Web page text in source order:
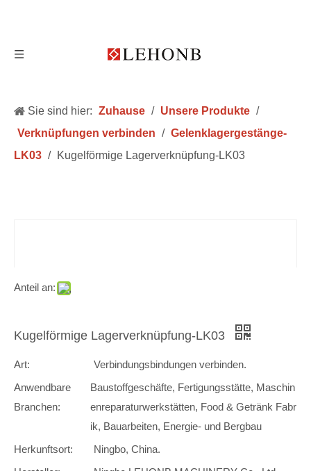
Sie sind hier: Zuhause / Unsere Produkte /
Verknüpfungen verbinden / Gelenklagergestänge-
LK03 / Kugelförmige Lagerverknüpfung-LK03
Anteil an:
Kugelförmige Lagerverknüpfung-LK03
Art:
Verbindungsbindungen verbinden.
Anwendbare
Branchen:
Baustoffgeschäfte, Fertigungsstätte, Maschin
enreparaturwerkstätten, Food & Getränk Fabr
ik, Bauarbeiten, Energie- und Bergbau
Herkunftsort:
Ningbo, China.